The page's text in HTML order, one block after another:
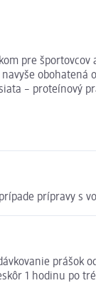
pre
obohatená
– proteínový
prípravy s
prášok
1 hodinu po